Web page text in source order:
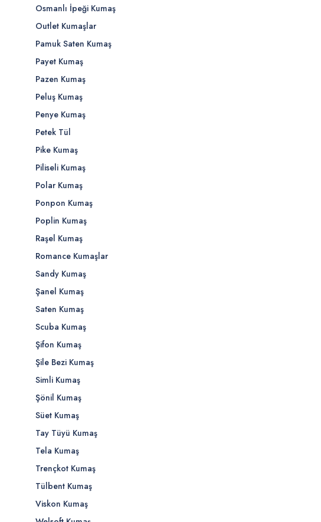
Osmanlı İpeği Kumaş
Outlet Kumaşlar
Pamuk Saten Kumaş
Payet Kumaş
Pazen Kumaş
Peluş Kumaş
Penye Kumaş
Petek Tül
Pike Kumaş
Piliseli Kumaş
Polar Kumaş
Ponpon Kumaş
Poplin Kumaş
Raşel Kumaş
Romance Kumaşlar
Sandy Kumaş
Şanel Kumaş
Saten Kumaş
Scuba Kumaş
Şifon Kumaş
Şile Bezi Kumaş
Simli Kumaş
Şönil Kumaş
Süet Kumaş
Tay Tüyü Kumaş
Tela Kumaş
Trençkot Kumaş
Tülbent Kumaş
Viskon Kumaş